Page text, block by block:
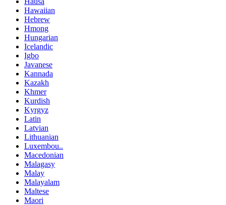
Hawaiian
Hebrew
Hmong
Hungarian
Icelandic
Igbo
Javanese
Kannada
Kazakh
Khmer
Kurdish
Kyrgyz
Latin
Latvian
Lithuanian
Luxembou..
Macedonian
Malagasy
Malay
Malayalam
Maltese
Maori